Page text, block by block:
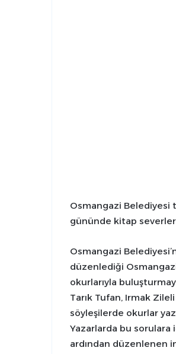
Osmangazi Belediyesi
gününde kitap
Osmangazi
düzenlediği
okurlarıyla
Tarık Tufan, Irmak
söyleşilerde okurlar
Yazarlarda bu
ardından düzenlenen